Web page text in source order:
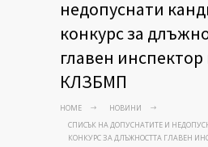
недопуснати
конкурс за
главен инспектор
КЛЗБМП
HOME
НОВИНИ
СПИСЪК НА ДОПУСНАТИТЕ И
КОНКУРС ЗА ДЛЪЖНОСТТА ГЛАВЕН